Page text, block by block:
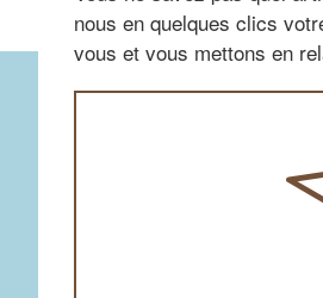
nous en quelques clics
vous et vous mettons en